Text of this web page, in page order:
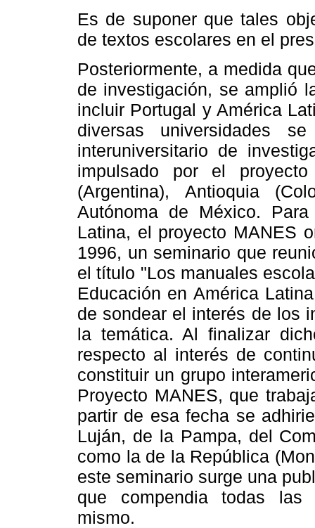
Es de suponer que tales
de textos escolares en el
Posteriormente, a medida
de investigación, se amplió
incluir Portugal y América
diversas universidades
interuniversitario de
impulsado por el
(Argentina), Antioquia
Autónoma de México.
Latina, el proyecto MANES
1996, un seminario que
el título "Los manuales
Educación en América
de sondear el interés de los
la temática. Al finalizar
respecto al interés de
constituir un grupo
Proyecto MANES, que
partir de esa fecha se
Luján, de la Pampa, del
como la de la República
este seminario surge una
que compendia todas las
mismo.